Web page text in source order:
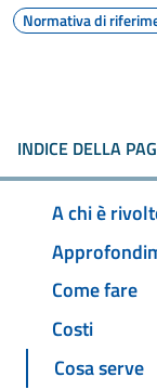
Normativa di
INDICE DELLA
A chi è
Come fare
Costi
Cosa serve